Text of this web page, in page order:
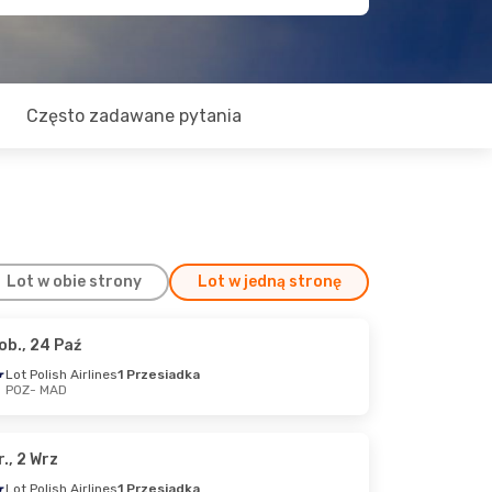
Często zadawane pytania
Lot w obie strony Lot w jedną stronę
1 Przesiadka
24 Paź
Lot Polish Airlines1 Przesiadka
POZ- MAD
2 Wrz
Lot Polish Airlines1 Przesiadka